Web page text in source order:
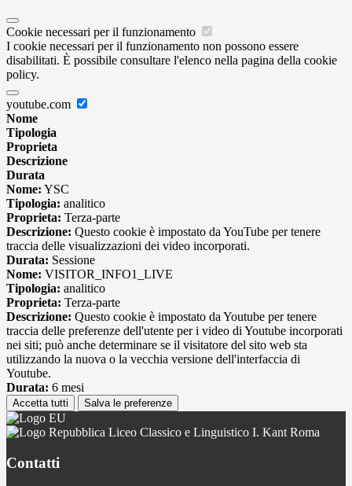
Cookie necessari per il funzionamento
I cookie necessari per il funzionamento non possono essere
disabilitati. È possibile consultare l'elenco nella pagina della cookie
policy.
youtube.com
Nome
Tipologia
Proprieta
Descrizione
Durata
Nome: YSC
Tipologia: analitico
Proprieta: Terza-parte
Descrizione: Questo cookie è impostato da YouTube per tenere
traccia delle visualizzazioni dei video incorporati.
Durata: Sessione
Nome: VISITOR_INFO1_LIVE
Tipologia: analitico
Proprieta: Terza-parte
Descrizione: Questo cookie è impostato da Youtube per tenere
traccia delle preferenze dell'utente per i video di Youtube incorporati
nei siti; può anche determinare se il visitatore del sito web sta
utilizzando la nuova o la vecchia versione dell'interfaccia di
Youtube.
Durata: 6 mesi
Accetta tutti Salva le preferenze
Liceo Classico e Linguistico I. Kant Roma
Contatti